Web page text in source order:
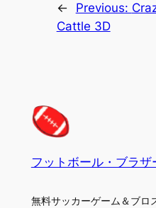
← Previous:
Cattle 3D
フットボール・ブラザ
無料サッカーゲーム＆ブ